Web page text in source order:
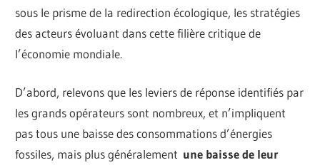
sous le prisme de la redirection écologique, les stratégies
des acteurs évoluant dans cette filière critique de
l’économie mondiale.
D’abord, relevons que les leviers de réponse identifiés par
les grands opérateurs sont nombreux, et n’impliquent
pas tous une baisse des consommations d’énergies
fossiles, mais plus généralement une baisse de leur